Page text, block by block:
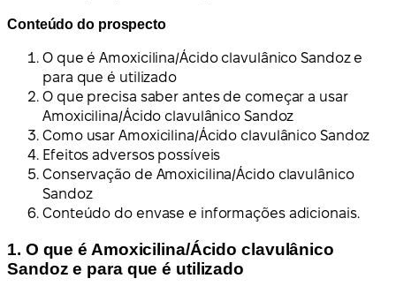
Conteúdo do prospecto
O que é Amoxicilina/Ácido clavulânico Sandoz e
para que é utilizado
O que precisa saber antes de começar a usar
Amoxicilina/Ácido clavulânico Sandoz
Como usar Amoxicilina/Ácido clavulânico Sandoz
Efeitos adversos possíveis
Conservação de Amoxicilina/Ácido clavulânico
Sandoz
Conteúdo do envase e informações adicionais.
1. O que é Amoxicilina/Ácido clavulânico
Sandoz e para que é utilizado